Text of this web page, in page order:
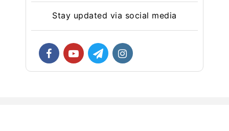
Stay updated via social media